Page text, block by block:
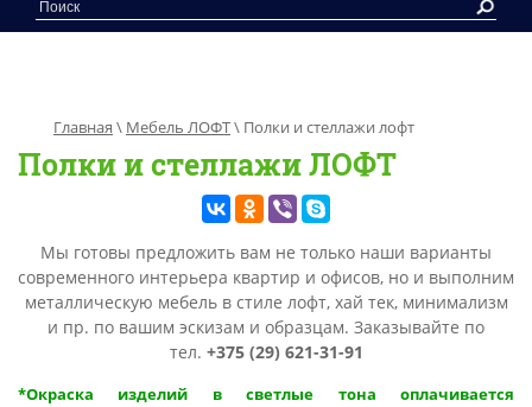
Главная \ Мебель ЛОФТ \ Полки и стеллажи лофт
Полки и стеллажи ЛОФТ
Мы готовы предложить вам не только наши варианты
современного интерьера квартир и офисов, но и выполним
металлическую мебель в стиле лофт, хай тек, минимализм
и пр. по вашим эскизам и образцам. Заказывайте по
тел. +375 (29) 621-31-91
*Окраска изделий в светлые тона оплачивается